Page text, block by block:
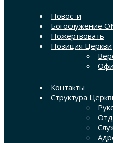
Новости
Богослужение
Пожертвовать
Позиция Церкви
Контакты
Структура